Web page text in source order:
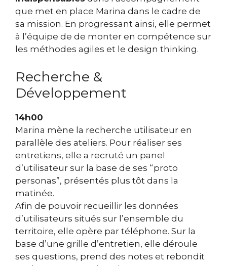
que met en place Marina dans le cadre de
sa mission. En progressant ainsi, elle permet
à l’équipe de de monter en compétence sur
les méthodes agiles et le design thinking.
Recherche &
Développement
14h00
Marina mène la recherche utilisateur en
parallèle des ateliers. Pour réaliser ses
entretiens, elle a recruté un panel
d’utilisateur sur la base de ses “proto
personas”, présentés plus tôt dans la
matinée.
Afin de pouvoir recueillir les données
d’utilisateurs situés sur l’ensemble du
territoire, elle opère par téléphone. Sur la
base d’une grille d’entretien, elle déroule
ses questions, prend des notes et rebondit